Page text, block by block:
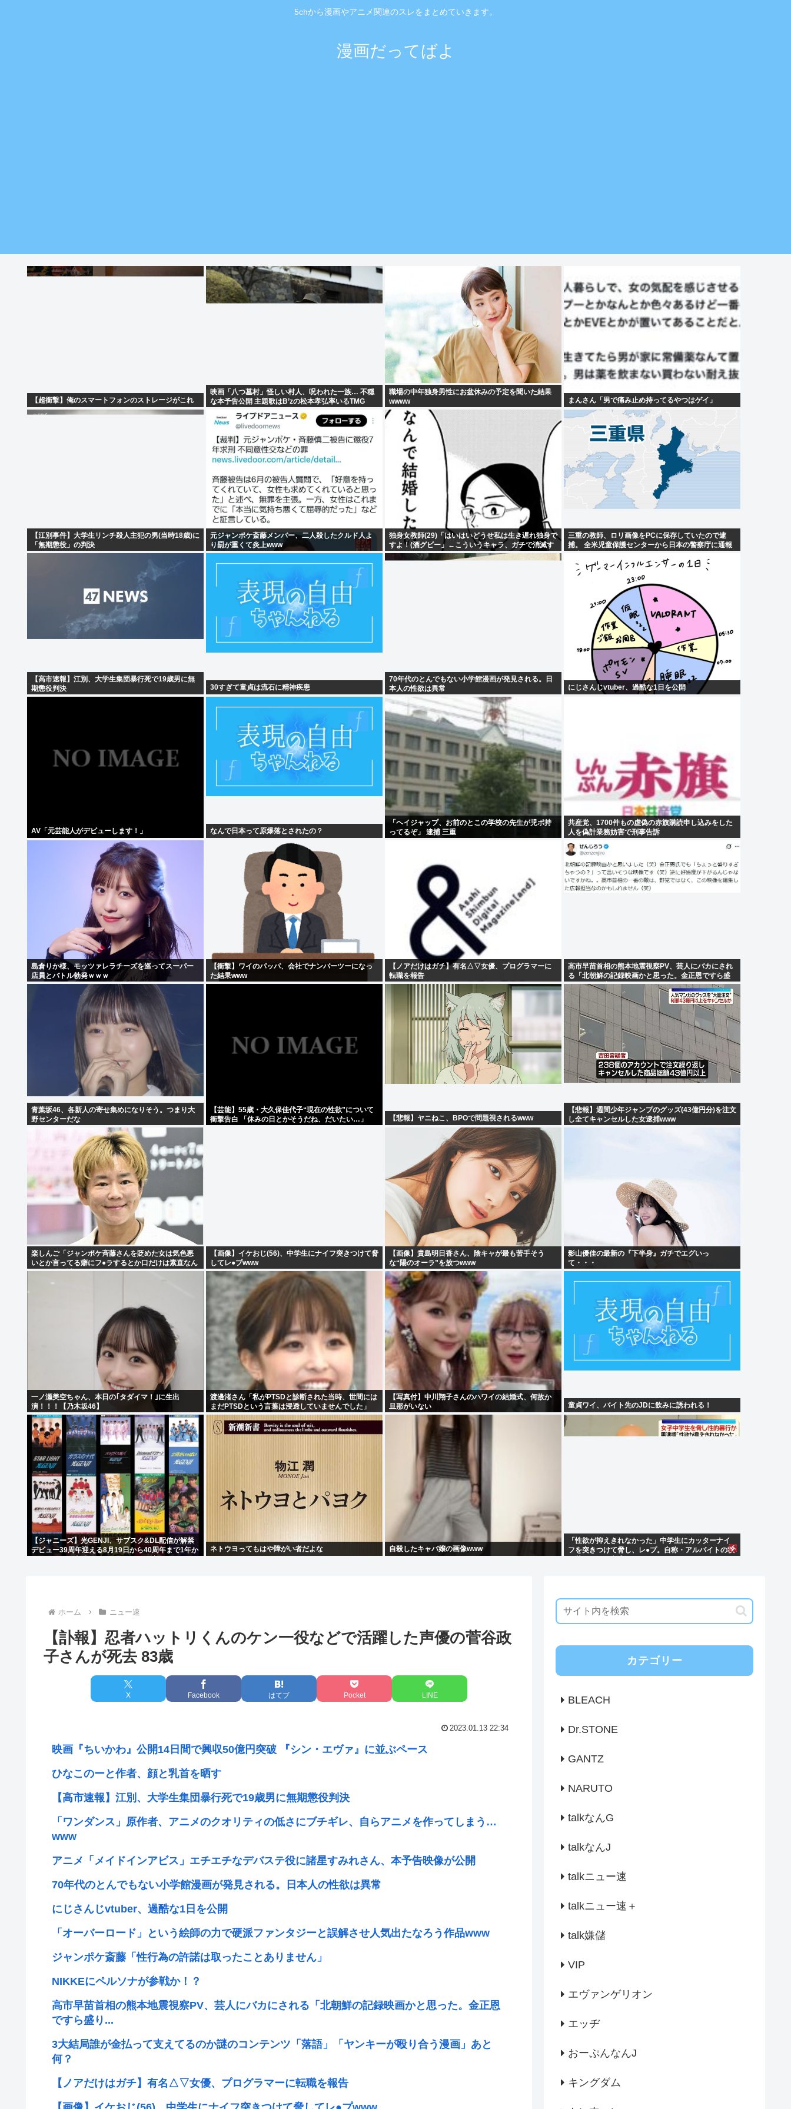
5chから漫画やアニメ関連のスレをまとめていきます。
漫画だってばよ
【超衝撃】俺のスマートフォンのストレージがこれ
映画「八つ墓村」怪しい村人、呪われた一族… 不穏
な本予告公開 主題歌はB’zの松本孝弘率いるTMG
職場の中年独身男性にお盆休みの予定を聞いた結果
wwww
まんさん「男で痛み止め持ってるやつはゲイ」
【江別事件】大学生リンチ殺人主犯の男(当時18歳)に
「無期懲役」の判決
元ジャンポケ斎藤メンバー、二人殺したクルド人よ
り罰が重くて炎上www
独身女教師(29)「はいはいどうせ私は生き遅れ独身で
すよ！(酒グビー」←こういうキャラ、ガチで消滅す
る
三重の教師、ロリ画像をPCに保存していたので逮
捕。 全米児童保護センターから日本の警察庁に通報
【高市速報】江別、大学生集団暴行死で19歳男に無
期懲役判決
30すぎて童貞は流石に精神疾患
70年代のとんでもない小学館漫画が発見される。日
本人の性欲は異常
にじさんじvtuber、過酷な1日を公開
AV「元芸能人がデビューします！」 なんで日本って原爆落とされたの？
「ヘイジャップ、お前のとこの学校の先生が児ポ持
ってるぞ」 逮捕 三重
共産党、1700件もの虚偽の赤旗購読申し込みをした
人を偽計業務妨害で刑事告訴
島倉りか様、モッツァレラチーズを巡ってスーパー
店員とバトル勃発ｗｗｗ
【衝撃】ワイのパッパ、会社でナンバーツーになっ
た結果www
【ノアだけはガチ】有名△▽女優、プログラマーに
転職を報告
高市早苗首相の熊本地震視察PV、芸人にバカにされ
る「北朝鮮の記録映画かと思った。金正恩ですら盛
りすぎって言うぞ」
青葉坂46、各新人の寄せ集めになりそう。つまり大
野センターだな
【芸能】55歳・大久保佳代子“現在の性欲”について
衝撃告白 「休みの日とかそうだね、だいたい…」
【悲報】ヤニねこ、BPOで問題視されるwww
【悲報】週間少年ジャンプのグッズ(43億円分)を注文
し全てキャンセルした女逮捕www
楽しんご「ジャンポケ斉藤さんを貶めた女は気色悪
いとか言ってる癖にフ●ラするとか口だけは素直なん
だな！週刊誌から金もらってるだろ」
【画像】イケおじ(56)、中学生にナイフ突きつけて脅
してレ●プwww
【画像】貴島明日香さん、陰キャが最も苦手そう
な“陽のオーラ”を放つwww
影山優佳の最新の『下半身』ガチでエグいっ
て・・・
一ノ瀬美空ちゃん、本日の｢タダイマ！｣に生出
演！！！【乃木坂46】
渡邊渚さん「私がPTSDと診断された当時、世間には
まだPTSDという言葉は浸透していませんでした」
【写真付】中川翔子さんのハワイの結婚式、何故か
旦那がいない
童貞ワイ、バイト先のJDに飲みに誘われる！
【ジャニーズ】光GENJI、サブスク&DL配信が解禁
デビュー39周年迎える8月19日から40周年まで1年か
ネトウヨってもはや障がい者だよな 自殺したキャバ嬢の画像www
「性欲が抑えきれなかった」中学生にカッターナイ
フを突きつけて脅し、レ●プ。自称・アルバイトの秋
ホーム ニュー速
【訃報】忍者ハットリくんのケン一役などで活躍した声優の菅谷政
子さんが死去 83歳
X Facebook はてブ Pocket LINE
2023.01.13 22:34
映画『ちいかわ』公開14日間で興収50億円突破 『シン・エヴァ』に並ぶペース
ひなこのーと作者、顔と乳首を晒す
【高市速報】江別、大学生集団暴行死で19歳男に無期懲役判決
「ワンダンス」原作者、アニメのクオリティの低さにブチギレ、自らアニメを作ってしまう…
www
アニメ「メイドインアビス」エチエチなデバステ役に諸星すみれさん、本予告映像が公開
70年代のとんでもない小学館漫画が発見される。日本人の性欲は異常
にじさんじvtuber、過酷な1日を公開
「オーバーロード」という絵師の力で硬派ファンタジーと誤解させ人気出たなろう作品www
ジャンポケ斎藤「性行為の許諾は取ったことありません」
NIKKEにペルソナが参戦か！？
高市早苗首相の熊本地震視察PV、芸人にバカにされる「北朝鮮の記録映画かと思った。金正恩
ですら盛り...
3大結局誰が金払って支えてるのか謎のコンテンツ「落語」「ヤンキーが殴り合う漫画」あと
何？
【ノアだけはガチ】有名△▽女優、プログラマーに転職を報告
カテゴリー
BLEACH
Dr.STONE
GANTZ
NARUTO
talkなんG
talkなんJ
talkニュー速
talkニュー速＋
talk嫌儲
VIP
エヴァンゲリオン
エッヂ
おーぷんなんJ
キングダム